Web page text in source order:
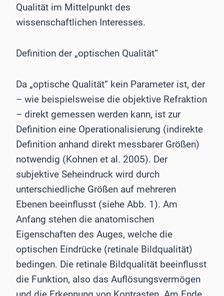
Qualität im Mittelpunkt des
wissenschaftlichen Interesses.
Definition der „optischen Qualität“
Da „optische Qualität“ kein Parameter ist, der
– wie beispielsweise die objektive Refraktion
– direkt gemessen werden kann, ist zur
Definition eine Operationalisierung (indirekte
Definition anhand direkt messbarer Größen)
notwendig (Kohnen et al. 2005). Der
subjektive Seheindruck wird durch
unterschiedliche Größen auf mehreren
Ebenen beeinflusst (siehe Abb. 1). Am
Anfang stehen die anatomischen
Eigenschaften des Auges, welche die
optischen Eindrücke (retinale Bildqualität)
bedingen. Die retinale Bildqualität beeinflusst
die Funktion, also das Auflösungsvermögen